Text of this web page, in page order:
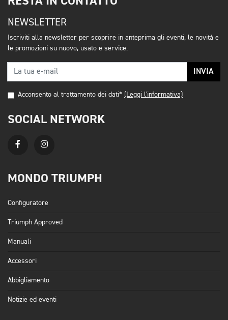
NEWSLETTER
Iscriviti alla newsletter per scoprire in anteprima gli eventi, le novità e
le promozioni su nuovo, usato e service.
INVIA
Acconsento al trattamento dei dati* (Leggi l'informativa)
SOCIAL NETWORK
MONDO TRIUMPH
Configuratore
Triumph Approved
Manuali
Accessori
Abbigliamento
Notizie ed eventi